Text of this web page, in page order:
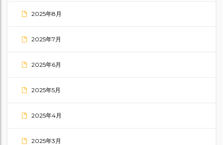
2025年8月
2025年7月
2025年6月
2025年5月
2025年4月
2025年3月